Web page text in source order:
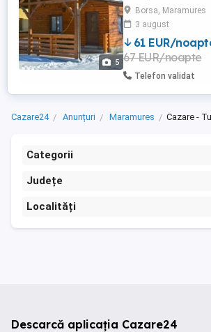
5
Maramures.Cabana
matrimonial, living cu
bucătărie utilată
Capacitate maximă 4-
inchriaza complet.
superbă avem ciubăr
luminițe ...
Borsa, Maramures
3 august
61 EUR/
67 EUR/noapte
Telefon validat
Cazare24 Anunțuri Maramures Cazare -
Categorii
Județe
Localități
Descarcă aplicația Cazare24